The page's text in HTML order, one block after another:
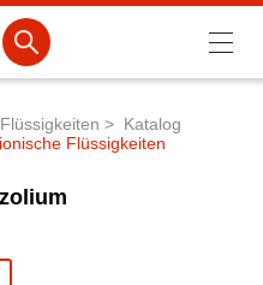
Katalog
Flüssigkeiten